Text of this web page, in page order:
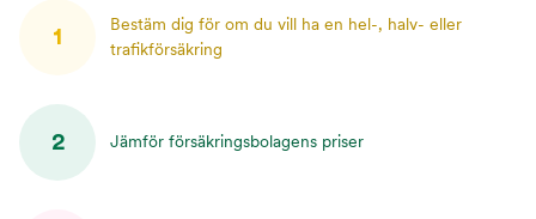
1
Bestäm dig för om du vill ha en hel-, halv- eller
trafikförsäkring
2 Jämför försäkringsbolagens priser